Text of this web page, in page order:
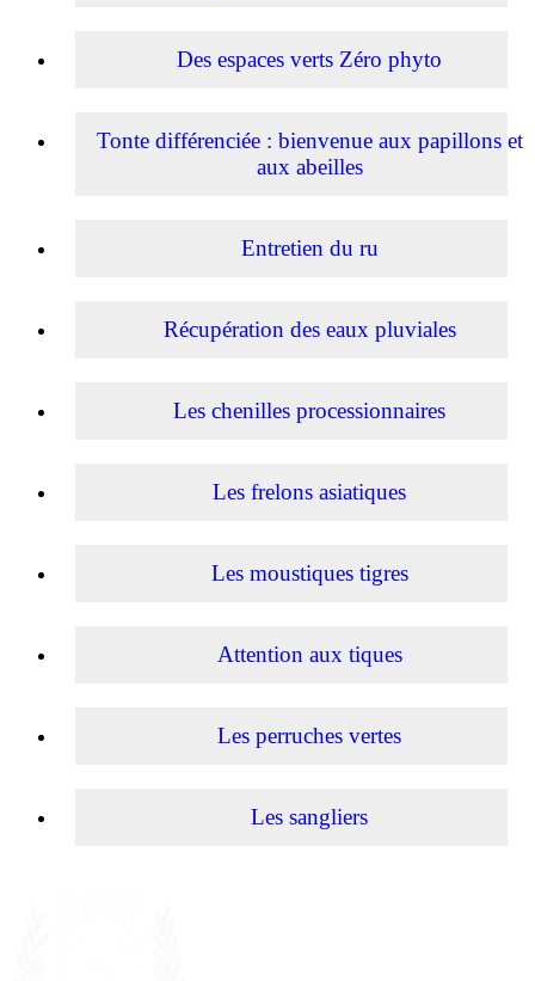
Des espaces verts Zéro phyto
Tonte différenciée : bienvenue aux papillons et
aux abeilles
Entretien du ru
Récupération des eaux pluviales
Les chenilles processionnaires
Les frelons asiatiques
Les moustiques tigres
Attention aux tiques
Les perruches vertes
Les sangliers